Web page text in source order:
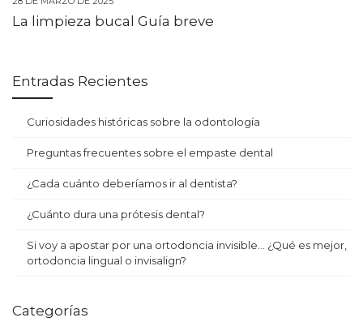
La limpieza bucal Guía breve
Entradas Recientes
Curiosidades históricas sobre la odontología
Preguntas frecuentes sobre el empaste dental
¿Cada cuánto deberíamos ir al dentista?
¿Cuánto dura una prótesis dental?
Si voy a apostar por una ortodoncia invisible… ¿Qué es mejor,
ortodoncia lingual o invisalign?
Categorías